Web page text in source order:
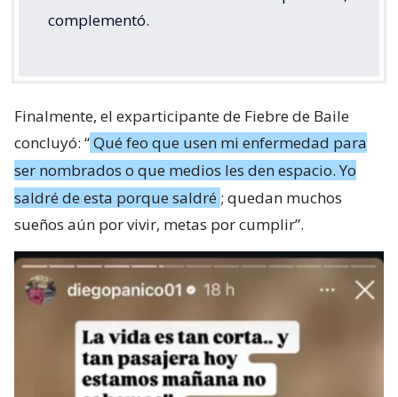
complementó.
Finalmente, el exparticipante de Fiebre de Baile
concluyó: “Qué feo que usen mi enfermedad para
ser nombrados o que medios les den espacio. Yo
saldré de esta porque saldré ; quedan muchos
sueños aún por vivir, metas por cumplir”.